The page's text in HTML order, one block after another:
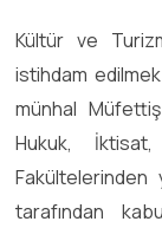
Kültür ve
istihdam
münhal Müfettiş
Hukuk,
tarafından